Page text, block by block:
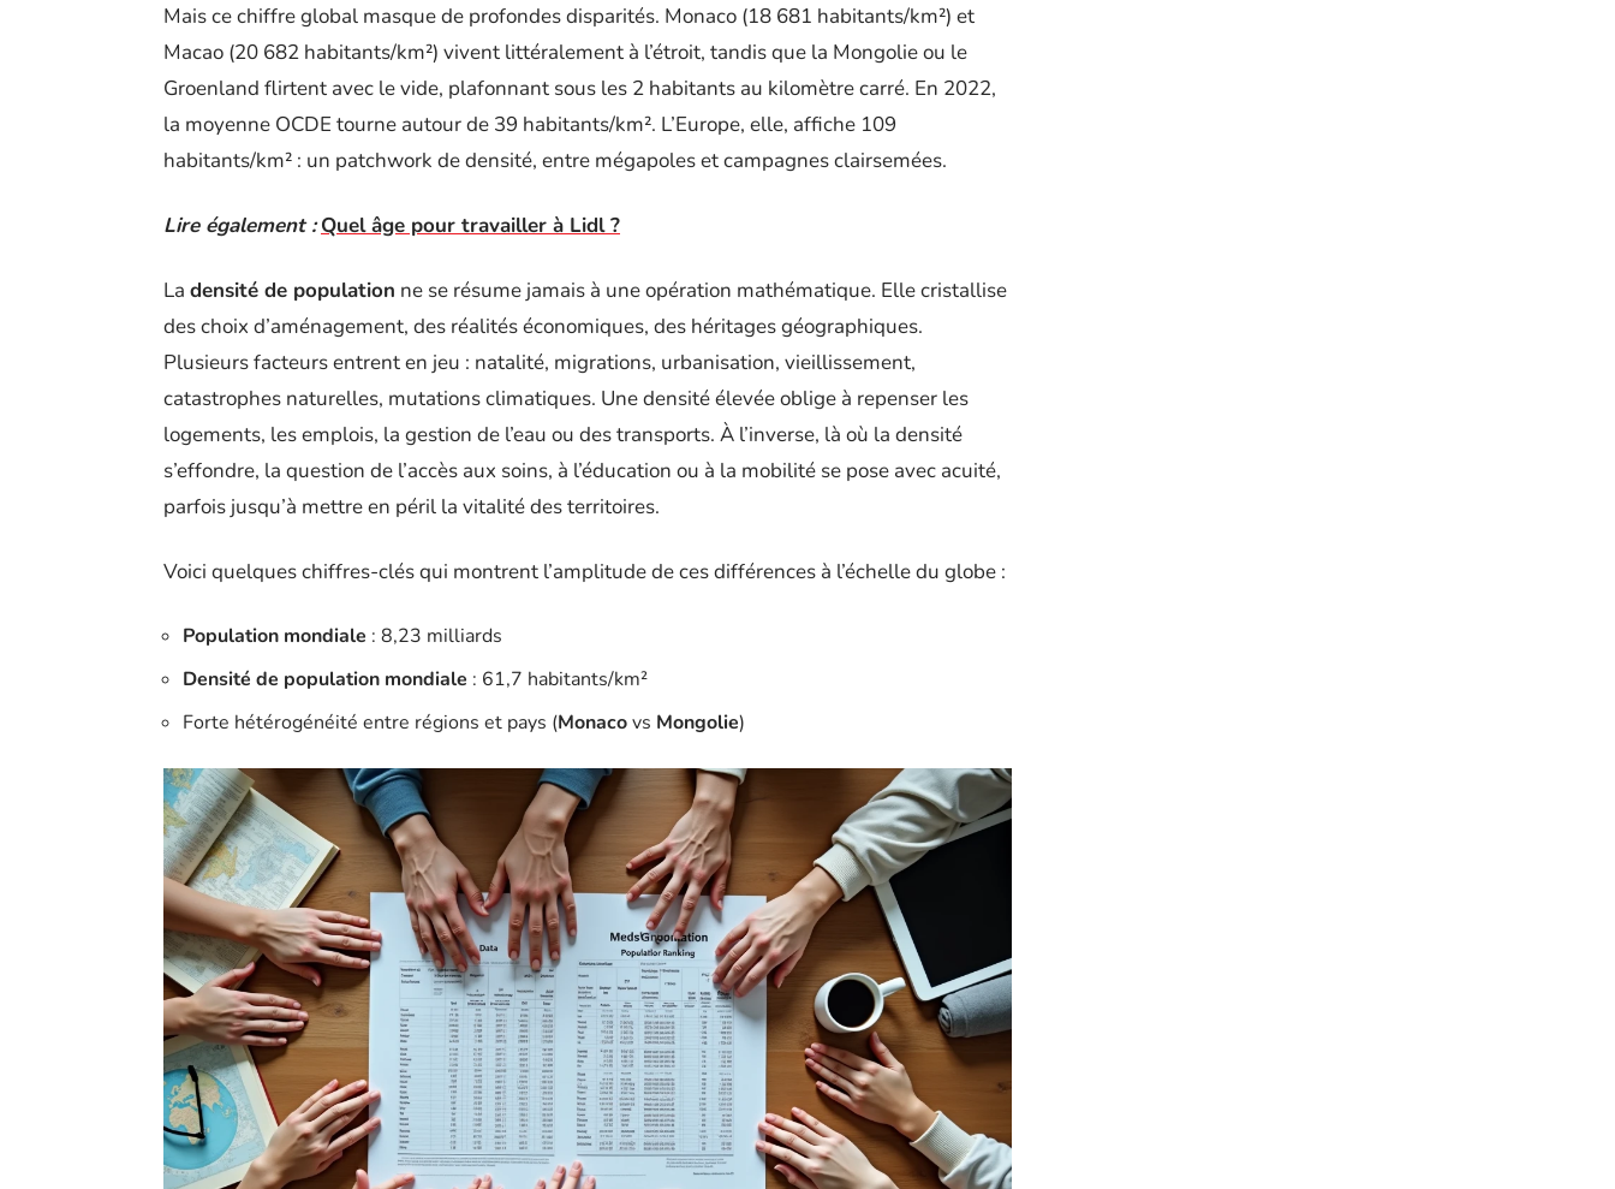
Mais ce chiffre global masque de profondes disparités. Monaco (18 681 habitants/km²) et
Macao (20 682 habitants/km²) vivent littéralement à l’étroit, tandis que la Mongolie ou le
Groenland flirtent avec le vide, plafonnant sous les 2 habitants au kilomètre carré. En 2022,
la moyenne OCDE tourne autour de 39 habitants/km². L’Europe, elle, affiche 109
habitants/km² : un patchwork de densité, entre mégapoles et campagnes clairsemées.
Lire également : Quel âge pour travailler à Lidl ?
La densité de population ne se résume jamais à une opération mathématique. Elle cristallise
des choix d’aménagement, des réalités économiques, des héritages géographiques.
Plusieurs facteurs entrent en jeu : natalité, migrations, urbanisation, vieillissement,
catastrophes naturelles, mutations climatiques. Une densité élevée oblige à repenser les
logements, les emplois, la gestion de l’eau ou des transports. À l’inverse, là où la densité
s’effondre, la question de l’accès aux soins, à l’éducation ou à la mobilité se pose avec acuité,
parfois jusqu’à mettre en péril la vitalité des territoires.
Voici quelques chiffres-clés qui montrent l’amplitude de ces différences à l’échelle du globe :
Population mondiale : 8,23 milliards
Densité de population mondiale : 61,7 habitants/km²
Forte hétérogénéité entre régions et pays (Monacovs Mongolie)